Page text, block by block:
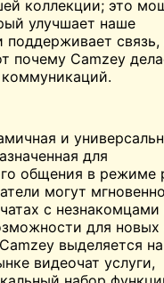
коллекции; это
улучшает наше
поддерживает
почему Camzey
и
для
общения в режиме
могут мгновенно
с
для новых
выделяется на
видеочат услуги,